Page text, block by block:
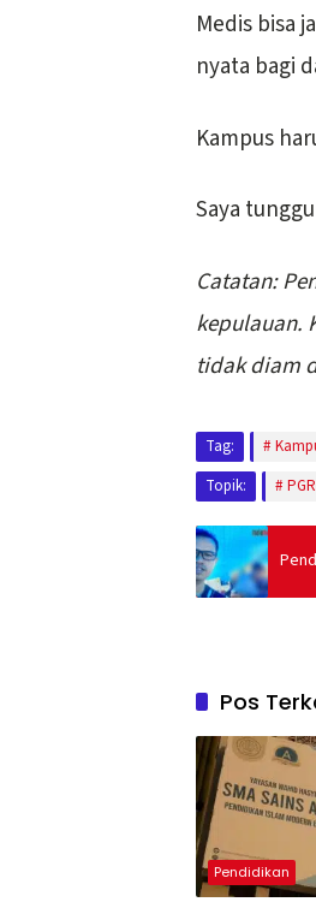
Medis bisa
nyata bagi
Kampus
Saya
Catatan:
kepulauan.
tidak diam
Tag:
Topik:
Pos
Pendidikan